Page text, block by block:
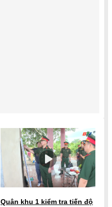
Quân khu 1 kiểm tra tiến độ